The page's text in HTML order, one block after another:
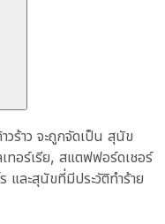
ร้าว จะถูกจัดเป็น สุนัข
อร์เรีย, สแตฟฟอร์ดเชอร์
และสุนัขที่มีประวัติทำร้าย